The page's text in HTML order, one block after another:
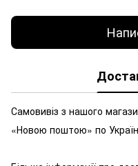
Самовивіз з нашого
«Новою поштою» по